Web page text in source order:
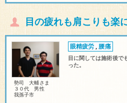
目の疲れも肩こりも楽
勢司 大輔さま
３０代 男性
我孫子市
眼精疲労,腰痛
目に関しては施術後で
った。